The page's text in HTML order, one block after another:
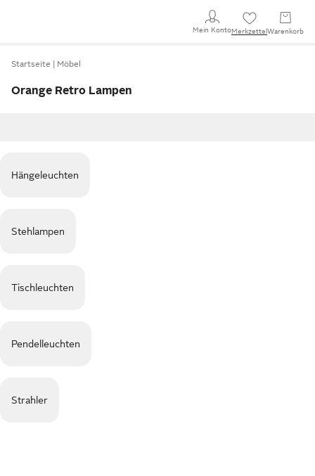
Mein KontoMerkzettel Warenkorb
Startseite Möbel
Orange Retro Lampen
Hängeleuchten
Stehlampen
Tischleuchten
Pendelleuchten
Strahler